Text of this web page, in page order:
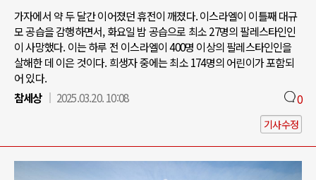
가자에서 약 두 달간 이어졌던 휴전이 깨졌다. 이스라엘이 이틀째 대규
모 공습을 감행하면서, 화요일 밤 공습으로 최소 27명의 팔레스타인인
이 사망했다. 이는 하루 전 이스라엘이 400명 이상의 팔레스타인인을
살해한 데 이은 것이다. 희생자 중에는 최소 174명의 어린이가 포함되
어 있다.
참세상
2025.03.20. 10:08 0
기사수정